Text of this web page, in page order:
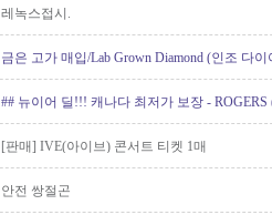
레녹스접시.
금은 고가 매입/Lab Grown Diamond (인조 다
## 뉴이어 딜!!! 캐나다 최저가 보장 - ROGERS
[판매] IVE(아이브) 콘서트 티켓 1매
안전 쌍절곤